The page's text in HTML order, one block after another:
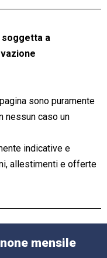
soggetta a
sono puramente
nessun caso un
indicative e
allestimenti e offerte
mensile